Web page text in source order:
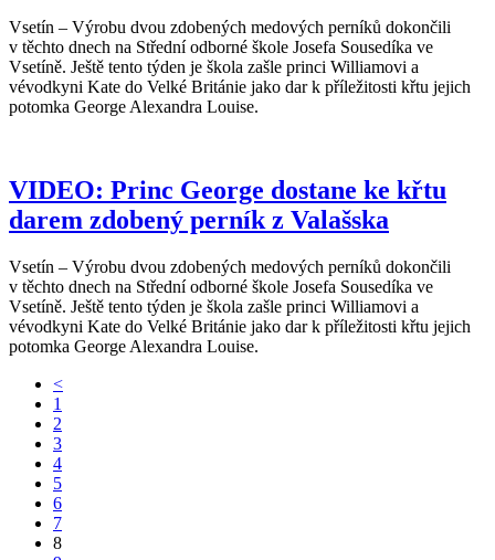
Vsetín – Výrobu dvou zdobených medových perníků dokončili
v těchto dnech na Střední odborné škole Josefa Sousedíka ve
Vsetíně. Ještě tento týden je škola zašle princi Williamovi a
vévodkyni Kate do Velké Británie jako dar k příležitosti křtu jejich
potomka George Alexandra Louise.
VIDEO: Princ George dostane ke křtu
darem zdobený perník z Valašska
Vsetín – Výrobu dvou zdobených medových perníků dokončili
v těchto dnech na Střední odborné škole Josefa Sousedíka ve
Vsetíně. Ještě tento týden je škola zašle princi Williamovi a
vévodkyni Kate do Velké Británie jako dar k příležitosti křtu jejich
potomka George Alexandra Louise.
<
1
2
3
4
5
6
7
8